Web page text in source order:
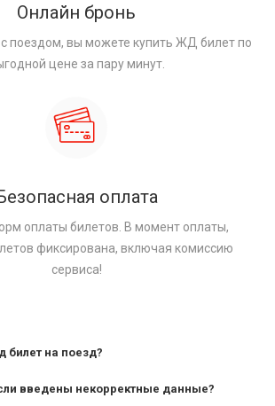
Онлайн бронь
поездом, вы можете купить ЖД билет по
цене за пару минут.
оплата
оплаты билетов. В момент оплаты,
фиксирована, включая комиссию
сервиса!
билет на поезд?
введены некорректные данные?